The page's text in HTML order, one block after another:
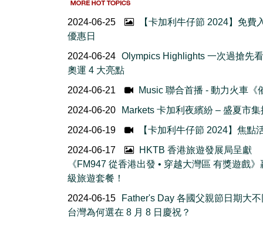
2024-06-25
【卡加利牛仔節 2024】免費
優惠日
2024-06-24 Olympics Highlights 一次過搶先
奧運 4 大亮點
2024-06-21
Music 聯合首播 - 動力火車《
2024-06-20
Markets 卡加利夜繽紛 – 盛夏市集
2024-06-19
【卡加利牛仔節 2024】焦點
2024-06-17
HKTB 香港旅遊發展局呈獻
《FM947 從香港出發 • 穿越大灣區 有獎遊戲
級旅遊套餐！
2024-06-15
Father's Day 各國父親節日期大
台灣為何選在 8 月 8 日慶祝？